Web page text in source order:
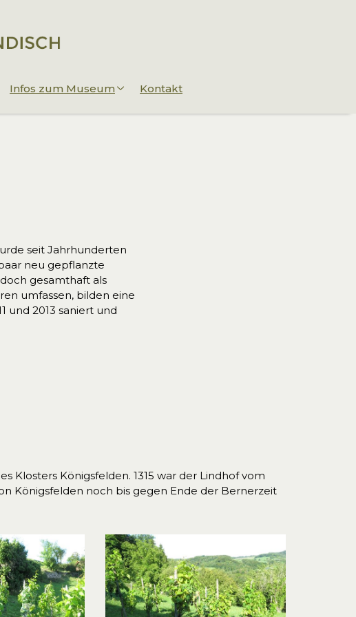
Infos zum Museum Kontakt
seit Jahrhunderten
neu gepflanzte
gesamthaft als
umfassen, bilden eine
und 2013 saniert und
Königsfelden. 1315 war der Lindhof vom
Königsfelden noch bis gegen Ende der Bernerzeit